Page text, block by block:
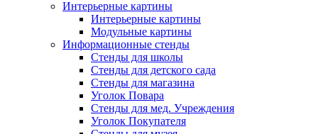
Интерьерные картины
Интерьерные картины
Модульные картины
Информационные стенды
Стенды для школы
Стенды для детского сада
Стенды для магазина
Уголок Повара
Стенды для мед. Учреждения
Уголок Покупателя